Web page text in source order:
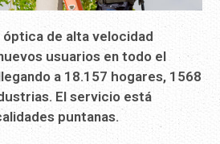
de alta velocidad
usuarios en todo el
a 18.157 hogares, 1568
El servicio está
puntanas.